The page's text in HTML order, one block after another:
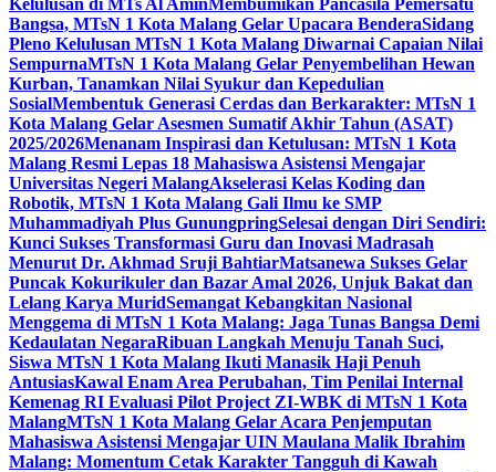
Kelulusan di MTs Al Amin Membumikan Pancasila Pemersatu
Bangsa, MTsN 1 Kota Malang Gelar Upacara BenderaSidang
Pleno Kelulusan MTsN 1 Kota Malang Diwarnai Capaian Nilai
SempurnaMTsN 1 Kota Malang Gelar Penyembelihan Hewan
Kurban, Tanamkan Nilai Syukur dan Kepedulian
SosialMembentuk Generasi Cerdas dan Berkarakter: MTsN 1
Kota Malang Gelar Asesmen Sumatif Akhir Tahun (ASAT)
2025/2026Menanam Inspirasi dan Ketulusan: MTsN 1 Kota
Malang Resmi Lepas 18 Mahasiswa Asistensi Mengajar
Universitas Negeri MalangAkselerasi Kelas Koding dan
Robotik, MTsN 1 Kota Malang Gali Ilmu ke SMP
Muhammadiyah Plus GunungpringSelesai dengan Diri Sendiri:
Kunci Sukses Transformasi Guru dan Inovasi Madrasah
Menurut Dr. Akhmad Sruji BahtiarMatsanewa Sukses Gelar
Puncak Kokurikuler dan Bazar Amal 2026, Unjuk Bakat dan
Lelang Karya MuridSemangat Kebangkitan Nasional
Menggema di MTsN 1 Kota Malang: Jaga Tunas Bangsa Demi
Kedaulatan NegaraRibuan Langkah Menuju Tanah Suci,
Siswa MTsN 1 Kota Malang Ikuti Manasik Haji Penuh
AntusiasKawal Enam Area Perubahan, Tim Penilai Internal
Kemenag RI Evaluasi Pilot Project ZI-WBK di MTsN 1 Kota
MalangMTsN 1 Kota Malang Gelar Acara Penjemputan
Mahasiswa Asistensi Mengajar UIN Maulana Malik Ibrahim
Malang: Momentum Cetak Karakter Tangguh di Kawah